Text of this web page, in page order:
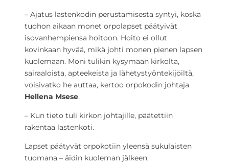
– Ajatus lastenkodin perustamisesta syntyi, koska
tuohon aikaan monet orpolapset päätyivät
isovanhempiensa hoitoon. Hoito ei ollut
kovinkaan hyvää, mikä johti monen pienen lapsen
kuolemaan. Moni tulikin kysymään kirkolta,
sairaaloista, apteekeista ja lähetystyöntekijöiltä,
voisivatko he auttaa, kertoo orpokodin johtaja
Hellena Msese.
– Kun tieto tuli kirkon johtajille, päätettiin
rakentaa lastenkoti.
Lapset päätyvät orpokotiin yleensä sukulaisten
tuomana – äidin kuoleman jälkeen.